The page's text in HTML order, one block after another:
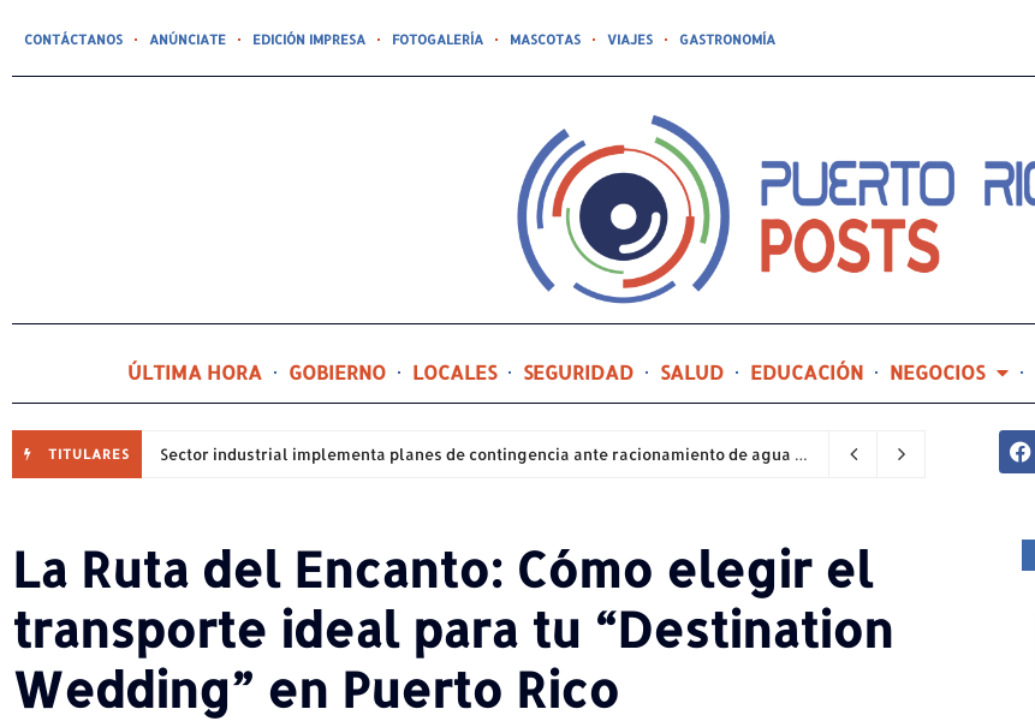
CONTÁCTANOS ANÚNCIATE EDICIÓN IMPRESA FOTOGALERÍA MASCOTAS VIAJES GASTRONOMÍA
ÚLTIMA HORA GOBIERNO LOCALES SEGURIDAD SALUD EDUCACIÓN NEGOCIOS
TITULARES Sector industrial implementa planes de contingencia ante racionamiento de agua y hace un llamado a la eficiencia infraestructural
La Ruta del Encanto: Cómo elegir el
transporte ideal para tu “Destination
Wedding” en Puerto Rico